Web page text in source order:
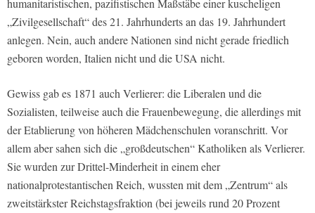
humanitaristischen, pazifistischen Maßstäbe einer kuscheligen
„Zivilgesellschaft“ des 21. Jahrhunderts an das 19. Jahrhundert
anlegen. Nein, auch andere Nationen sind nicht gerade friedlich
geboren worden, Italien nicht und die USA nicht.
Gewiss gab es 1871 auch Verlierer: die Liberalen und die
Sozialisten, teilweise auch die Frauenbewegung, die allerdings mit
der Etablierung von höheren Mädchenschulen voranschritt. Vor
allem aber sahen sich die „großdeutschen“ Katholiken als Verlierer.
Sie wurden zur Drittel-Minderheit in einem eher
nationalprotestantischen Reich, wussten mit dem „Zentrum“ als
zweitstärkster Reichstagsfraktion (bei jeweils rund 20 Prozent